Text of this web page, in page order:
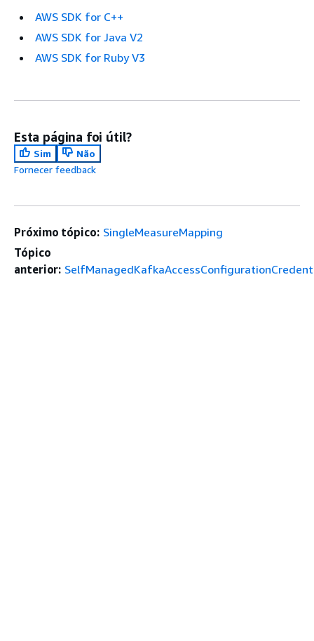
AWS SDK for C++
AWS SDK for Java V2
AWS SDK for Ruby V3
Esta página foi útil?
Sim
Não
Fornecer feedback
Próximo tópico: SingleMeasureMapping
Tópico
anterior: